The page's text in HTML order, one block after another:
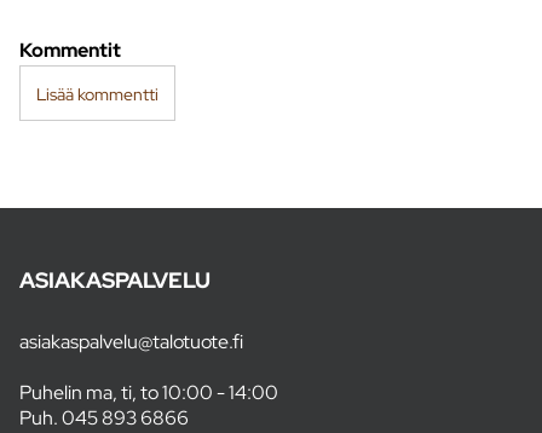
Kommentit
Lisää kommentti
ASIAKASPALVELU
asiakaspalvelu@talotuote.fi
Puhelin ma, ti, to 10:00 - 14:00
Puh.045 893 6866